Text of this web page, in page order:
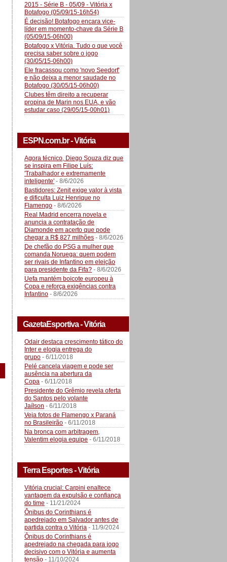
2015 - Série B - 05/09 - Vitória x
Botafogo (05/09/15-16h54)
É decisão! Botafogo encara vice-
líder em momento-chave da Série B
(05/09/15-06h00)
Botafogo x Vitória. Tudo o que você
precisa saber sobre o jogo
(30/05/15-06h00)
Ele fracassou como 'novo Seedorf'
e não deixa a menor saudade no
Botafogo (30/05/15-06h00)
Clubes têm direito a recuperar
propina de Marin nos EUA, e vão
estudar caso (29/05/15-00h01)
ESPN.com.br - Vitória
Agora técnico, Diego Souza diz que
se inspira em Filipe Luís:
'Trabalhador e extremamente
inteligente' - 8/6/2026
Bastidores: Zenit exige valor à vista
e dificulta Luiz Henrique no
Flamengo - 8/6/2026
Real Madrid encerra novela e
anuncia a contratação de
Diamonde em acerto que pode
chegar a R$ 827 milhões - 8/6/2026
De chefão do PSG a mulher que
comanda Noruega: quem podem
ser rivais de Infantino em eleição
para presidente da Fifa? - 8/6/2026
Uefa mantém boicote europeu à
Copa e reforça exigências contra
Infantino - 8/6/2026
GazetaEsportiva - Vitória
Odair destaca crescimento tático do
Inter e elogia entrega do
grupo - 6/11/2018
Pelé cancela viagem e pode ser
ausência na abertura da
Copa - 6/11/2018
Presidente do Grêmio revela oferta
do Santos pelo volante
Jaílson - 6/11/2018
Veja fotos de Flamengo x Paraná
no Brasileirão - 6/11/2018
Na bronca com arbitragem,
Valentim elogia equipe - 6/11/2018
Terra Esportes - Vitória
Vitória crucial: Carpini enaltece
vantagem da expulsão e confiança
do time - 11/21/2024
Ônibus do Corinthians é
apedrejado em Salvador antes de
partida contra o Vitória - 11/9/2024
Ônibus do Corinthians é
apedrejado na chegada para jogo
decisivo com o Vitória e aumenta
tensão - 11/10/2024